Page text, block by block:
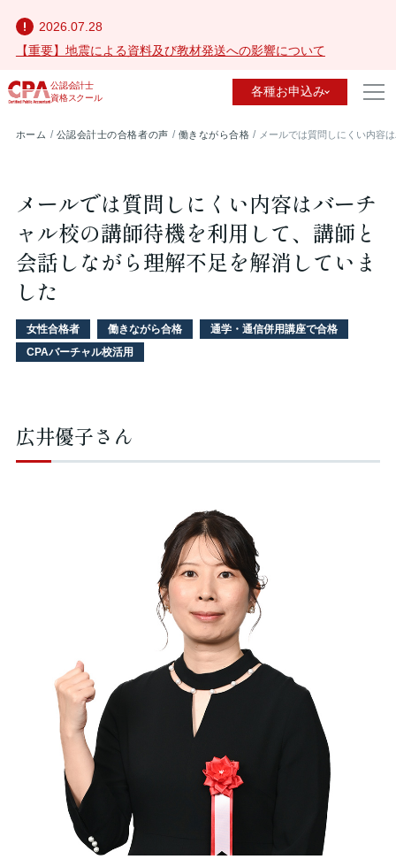
2026.07.28
【重要】地震による資料及び教材発送への影響について
公認会計士
資格スクール
各種お申込み
ホーム 公認会計士の合格者の声 働きながら合格 メールでは質問しにくい内容
メールでは質問しにくい内容はバーチ
ャル校の講師待機を利用して、講師と
会話しながら理解不足を解消していま
した
女性合格者 働きながら合格
通学・通信併用講座で合格
CPAバーチャル校活用
広井優子さん